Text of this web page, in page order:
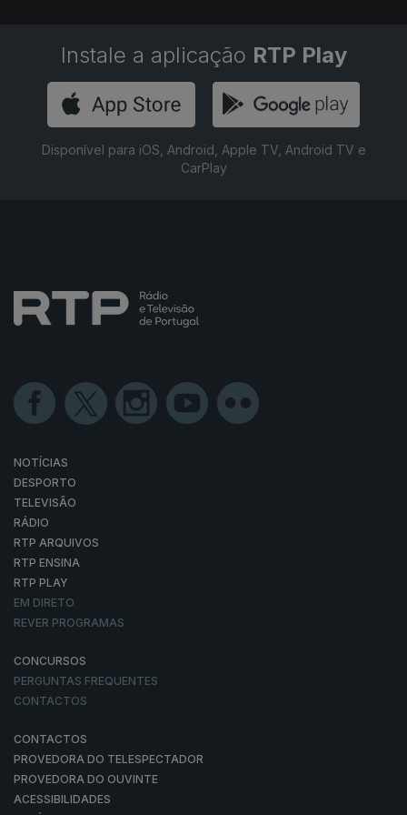
Instale a aplicação RTP Play
Disponível para iOS, Android, Apple TV, Android TV e
CarPlay
NOTÍCIAS
DESPORTO
TELEVISÃO
RÁDIO
RTP ARQUIVOS
RTP ENSINA
RTP PLAY
EM DIRETO
REVER PROGRAMAS
CONCURSOS
PERGUNTAS FREQUENTES
CONTACTOS
CONTACTOS
PROVEDORA DO TELESPECTADOR
PROVEDORA DO OUVINTE
ACESSIBILIDADES